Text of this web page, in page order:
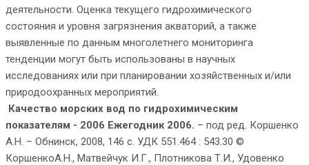
деятельности. Оценка текущего гидрохимического
состояния и уровня загрязнения акваторий, а также
выявленные по данным многолетнего мониторинга
тенденции могут быть использованы в научных
исследованиях или при планировании хозяйственных и/или
природоохранных мероприятий.
Качество морских вод по гидрохимическим
показателям - 2006 Ежегодник 2006. – под ред. Коршенко
А.Н. – Обнинск, 2008, 146 с. УДК 551.464 : 543.30 ©
КоршенкоА.Н., Матвейчук И.Г., Плотникова Т.И., Удовенко